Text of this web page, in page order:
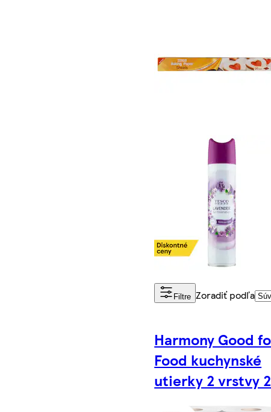
Filtre Zoradiť podľa
Harmony Good
Food kuchynské
utierky 2 vrstvy